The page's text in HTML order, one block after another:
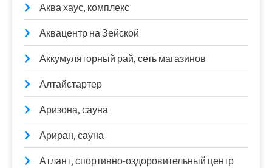
Аква хаус, комплекс
Аквацентр на Зейской
Аккумуляторный рай, сеть магазинов
Алтайстартер
Аризона, сауна
Ариран, сауна
Атлант, спортивно-оздоровительный центр